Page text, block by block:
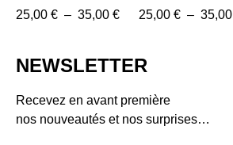
25,00 € – 35,00 € 25,00 € – 35,00
NEWSLETTER
Recevez en avant première
nos nouveautés et nos surprises…